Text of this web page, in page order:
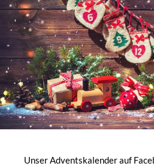
Unser Adventskalender auf